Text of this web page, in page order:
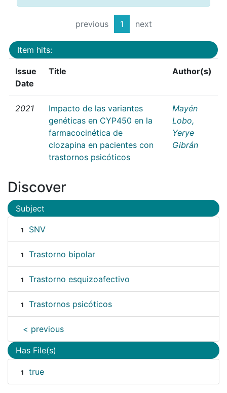
previous 1 next
Item hits:
Issue
Date
Title Author(s)
2021
Impacto de las variantes
genéticas en CYP450 en la
farmacocinética de
clozapina en pacientes con
trastornos psicóticos
Mayén
Lobo,
Yerye
Gibrán
Discover
Subject
1 SNV
1 Trastorno bipolar
1 Trastorno esquizoafectivo
1 Trastornos psicóticos
< previous
Has File(s)
1 true